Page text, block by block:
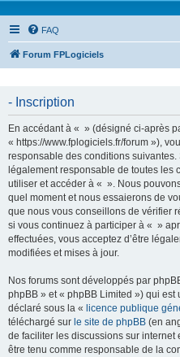
FAQ
Forum FPLogiciels
- Inscription
En accédant à « » (désigné ci-après
« https://www.fplogiciels.fr/forum »),
responsable des conditions suivantes.
légalement responsable de toutes
utiliser et accéder à « ». Nous
quel moment et nous essaierons de
que nous vous conseillons de vérifier
si vous continuez à participer à « »
effectuées, vous acceptez d’être
modifiées et mises à jour.
Nos forums sont développés par
phpBB » et « phpBB Limited ») qui
déclaré sous la « licence publique
téléchargé sur le site de phpBB (en
de faciliter les discussions sur
être tenu comme responsable de la